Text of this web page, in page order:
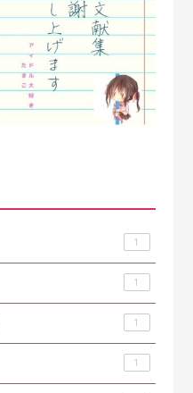
1
1
1
1